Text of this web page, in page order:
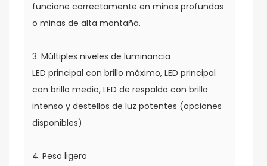
funcione correctamente en minas profundas
o minas de alta montaña.
3. Múltiples niveles de luminancia
LED principal con brillo máximo, LED principal
con brillo medio, LED de respaldo con brillo
intenso y destellos de luz potentes (opciones
disponibles)
4. Peso ligero